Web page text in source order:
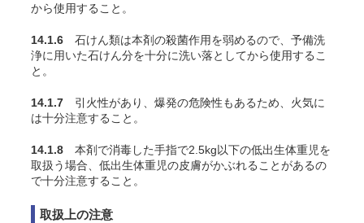
から使用すること。
14.1.6 石けん類は本剤の殺菌作用を弱めるので、予備洗
浄に用いた石けん分を十分に洗い落としてから使用するこ
と。
14.1.7 引火性があり、爆発の危険性もあるため、火気に
は十分注意すること。
14.1.8 本剤で消毒した手指で2.5kg以下の低出生体重児を
取扱う場合、低出生体重児の皮膚がかぶれることがあるの
で十分注意すること。
取扱上の注意